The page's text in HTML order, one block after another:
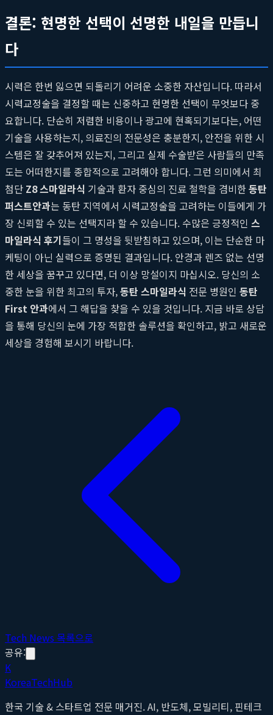
결론: 현명한 선택이 선명한 내일을 만듭니
다
시력은 한번 잃으면 되돌리기 어려운 소중한 자산입니다. 따라서
시력교정술을 결정할 때는 신중하고 현명한 선택이 무엇보다 중
요합니다. 단순히 저렴한 비용이나 광고에 현혹되기보다는, 어떤
기술을 사용하는지, 의료진의 전문성은 충분한지, 안전을 위한 시
스템은 잘 갖추어져 있는지, 그리고 실제 수술받은 사람들의 만족
도는 어떠한지를 종합적으로 고려해야 합니다. 그런 의미에서 최
첨단 Z8 스마일라식 기술과 환자 중심의 진료 철학을 겸비한동탄
퍼스트안과는 동탄 지역에서 시력교정술을 고려하는 이들에게 가
장 신뢰할 수 있는 선택지라 할 수 있습니다. 수많은 긍정적인 스
마일라식 후기들이 그 명성을 뒷받침하고 있으며, 이는 단순한 마
케팅이 아닌 실력으로 증명된 결과입니다. 안경과 렌즈 없는 선명
한 세상을 꿈꾸고 있다면, 더 이상 망설이지 마십시오. 당신의 소
중한 눈을 위한 최고의 투자,동탄 스마일라식 전문 병원인 동탄
First 안과에서 그 해답을 찾을 수 있을 것입니다. 지금 바로 상담
을 통해 당신의 눈에 가장 적합한 솔루션을 확인하고, 밝고 새로운
세상을 경험해 보시기 바랍니다.
Tech News 목록으로
공유:
K
KoreaTechHub
한국 기술 & 스타트업 전문 매거진. AI, 반도체, 모빌리티, 핀테크